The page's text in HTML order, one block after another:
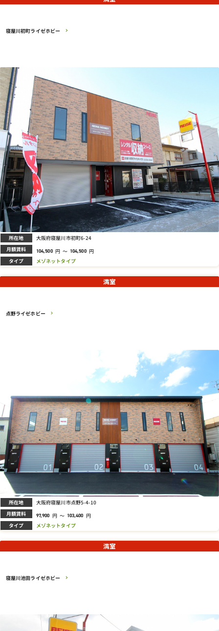
寝屋川初町ライゼホビー
所在地 大阪府寝屋川市初町6-24
月額賃料 104,500 円 ～ 104,500 円
タイプ メゾネットタイプ
点野ライゼホビー
満室
所在地 大阪府寝屋川市点野5-4-10
月額賃料 97,900 円 ～ 103,400 円
タイプ メゾネットタイプ
寝屋川池田ライゼホビー
満室